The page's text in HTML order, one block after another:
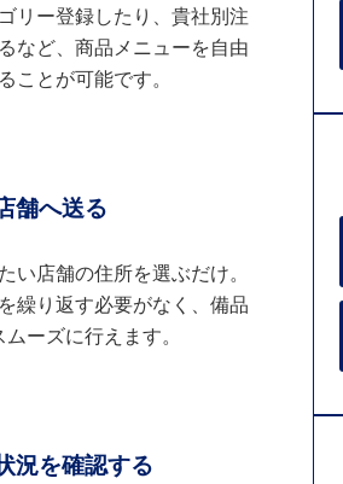
リー登録したり、貴社別注
など、商品メニューを自由
ことが可能です。
舗へ送る
い店舗の住所を選ぶだけ。
繰り返す必要がなく、備品
ーズに行えます。
況を確認する